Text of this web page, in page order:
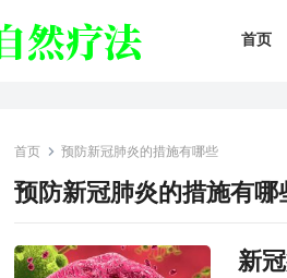
首页
首页 预防新冠肺炎的措施有哪些
预防新冠肺炎的措施有哪
新